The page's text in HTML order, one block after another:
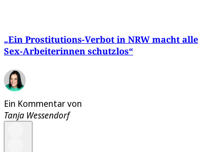
„Ein Prostitutions-Verbot in NRW macht alle
Sex-Arbeiterinnen schutzlos“
Ein Kommentar von
Tanja Wessendorf